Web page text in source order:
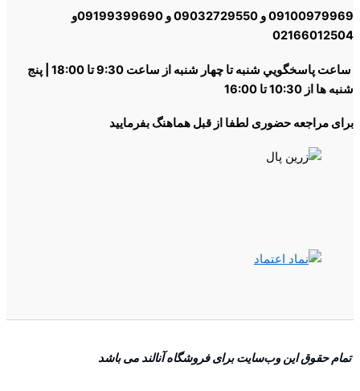
09100979969 و 09032729550 و 09199399690و
ساعت پاسخگويي شنبه تا چهار شنبه از ساعت 9:30 تا 18:00 | پنج
10:30 تا 16:00
مراجعه حضوری لطفا از قبل هماهنگ بفرمایید
حقوق اين وب‌سايت برای فروشگاه آنالند می باشد